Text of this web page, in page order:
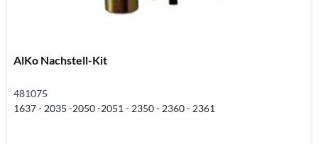
AlKo Nachstell-Kit
481075
1637 - 2035 -2050 -2051 - 2350 - 2360 - 2361